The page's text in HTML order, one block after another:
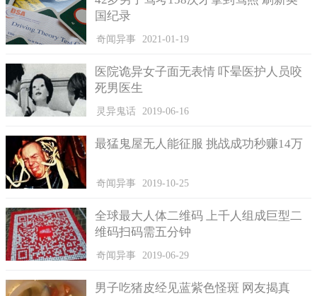
国纪录
奇闻异事 2021-01-19
医院诡异女子面无表情 吓晕医护人员咬
死男医生
灵异鬼话 2019-06-16
最猛鬼屋无人能征服 挑战成功秒赚14万
奇闻异事 2019-10-25
全球最大人体二维码 上千人组成巨型二
维码扫码需五分钟
奇闻异事 2019-06-29
男子吃猪皮经见蓝紫色怪斑 网友揭真